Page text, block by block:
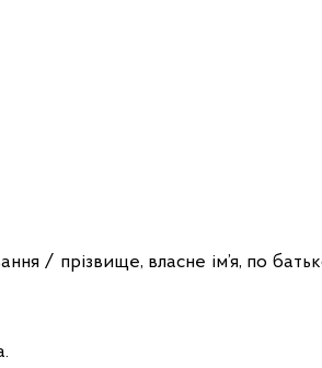
/ прізвище, власне ім’я, по